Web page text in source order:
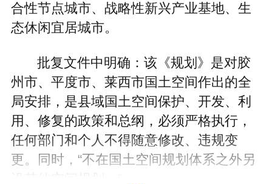
合性节点城市、战略性新兴产业基地、生
态休闲宜居城市。
批复文件中明确：该《规划》是对胶
州市、平度市、莱西市国土空间作出的全
局安排，是县域国土空间保护、开发、利
用、修复的政策和总纲，必须严格执行，
任何部门和个人不得随意修改、违规变
更。同时，“不在国土空间规划体系之外另